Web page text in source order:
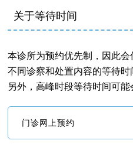
关于等待时间
本诊所为预约优先制，因此会
不同诊察和处置内容的等待时
另外，高峰时段等待时间可能
门诊网上预约